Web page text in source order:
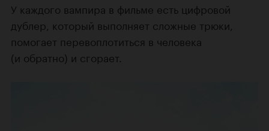
У каждого вампира в фильме есть цифровой
дублер, который выполняет сложные трюки,
помогает перевоплотиться в человека
(и обратно) и сгорает.